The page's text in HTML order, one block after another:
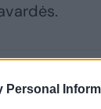
Personal